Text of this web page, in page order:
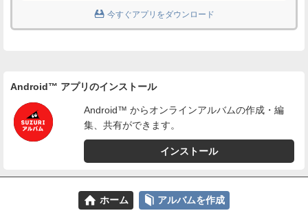
 今すぐアプリをダウンロード
Android™ アプリのインストール
Android™ からオンラインアルバムの作成・編
集、共有ができます。
インストール
⌂ ホーム 📕 アルバムを作成